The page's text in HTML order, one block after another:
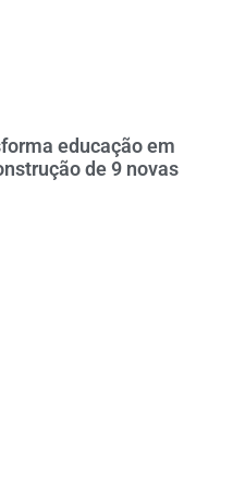
educação em
de 9 novas